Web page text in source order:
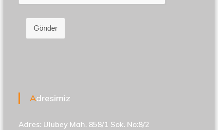
Gönder
Adresimiz
Adres: Ulubey Mah. 858/1 Sok. No:8/2